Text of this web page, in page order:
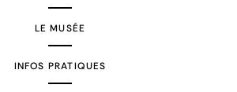
LE MUSÉE
INFOS PRATIQUES